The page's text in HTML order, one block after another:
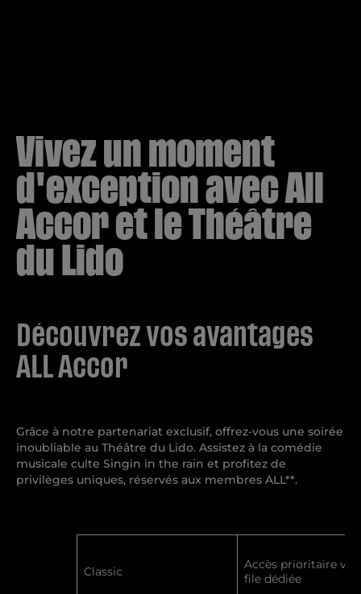
Vivez un moment
d'exception avec All
Accor et le Théâtre
du Lido
Découvrez vos avantages
ALL Accor
Grâce à notre partenariat exclusif, offrez-vous une soirée
inoubliable au Théâtre du Lido. Assistez à la comédie
musicale culte Singin in the rain et profitez de
privilèges uniques, réservés aux membres ALL**.
Classic
Accès prioritaire via
file dédiée